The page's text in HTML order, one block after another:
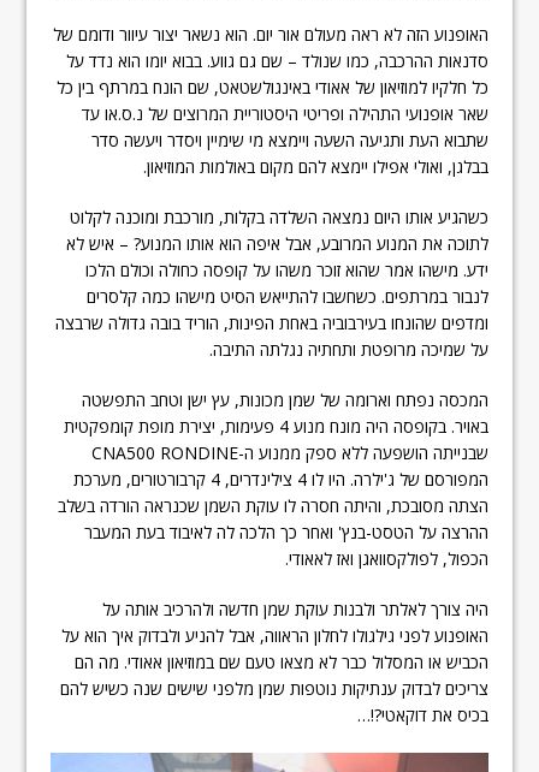
האופנוע הזה לא ראה מעולם אור יום. הוא נשאר יצור עיוור ודומם של
סדנאות ההרכבה, כמו שנולד – שם גם גווע. בבוא יומו הוא נדד על
כל חלקיו למוזיאון של אאודי באינגולשטאט, שם הונח במרתף בין כל
שאר אופנועי התהילה ופריטי היסטוריית המרוצים של נ.ס.או עד
שתבוא העת ותגיעה השעה ויימצא מי שימיין ויסדר ויעשה סדר
בבלגן, ואולי אפילו יימצא להם מקום באולמות המוזיאון.
כשהגיע אותו היום נמצאה השלדה בקלות, מורכבת ומוכנה לקלוט
לתוכה את המנוע המרובע, אבל איפה הוא אותו המנוע? – איש לא
ידע. מישהו אמר שהוא זוכר משהו על קופסה כחולה וכולם הלכו
לנבור במרתפים. כשחשבו להתייאש הסיט מישהו כמה קלסרים
ומדפים שהונחו בעירבוביה באחת הפינות, הוריד בובה גדולה שרבצה
על שמיכה מרופטת ותחתיה נגלתה התיבה.
המכסה נפתח וארומה של שמן מכונות, עץ ישן וטחב התפשטה
באויר. בקופסה היה מונח מנוע 4 פעימות, יצירת מופת קומפקטית
שבנייתה הושפעה ללא ספק ממנוע ה-CNA500 RONDINE
המפורסם של ג'ילרה. היו לו 4 צילינדרים, 4 קרבורטורים, מערכת
הצתה מסובכת, והיתה חסרה לו עוקת השמן שכנראה הורדה בשלב
ההרצה על הטסט-בנץ' ואחר כך הלכה לה לאיבוד בעת המעבר
הכפול, לפולקסוואגן ואז לאאודי.
היה צורך לאלתר ולבנות עוקת שמן חדשה ולהרכיב אותה על
האופנוע לפני גילגולו לחלון הראווה, אבל להניע ולבדוק איך הוא על
הכביש או המסלול כבר לא מצאו טעם שם במוזיאון אאודי. מה הם
צריכים לבדוק ענתיקות נוטפות שמן מלפני שישים שנה כשיש להם
בכיס את דוקאטי?!…